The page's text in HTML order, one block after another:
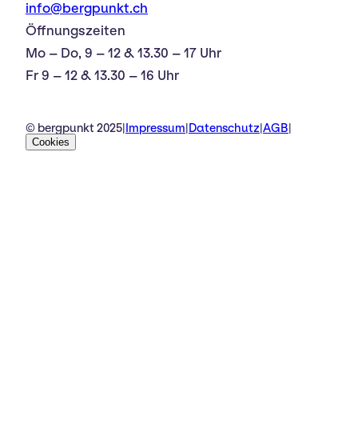
info@bergpunkt.ch
Öffnungszeiten
Mo – Do, 9 – 12 & 13.30 – 17 Uhr
Fr 9 – 12 & 13.30 – 16 Uhr
© bergpunkt 2025 Impressum Datenschutz AGB
Cookies